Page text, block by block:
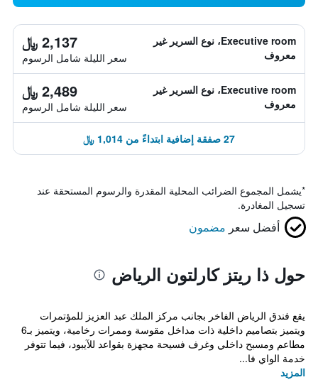
Executive room، نوع السرير غير
معروف
2,137 ﷼
سعر الليلة شامل الرسوم
Executive room، نوع السرير غير
معروف
2,489 ﷼
سعر الليلة شامل الرسوم
27 صفقة إضافية ابتداءً من 1,014 ﷼
*يشمل المجموع الضرائب المحلية المقدرة والرسوم المستحقة عند
تسجيل المغادرة.
أفضل سعر مضمون
حول ذا ريتز كارلتون الرياض
يقع فندق الرياض الفاخر بجانب مركز الملك عبد العزيز للمؤتمرات
ويتميز بتصاميم داخلية ذات مداخل مقوسة وممرات رخامية، ويتميز بـ6
مطاعم ومسبح داخلي وغرف فسيحة مجهزة بقواعد للآيبود، فيما تتوفر
خدمة الواي فا...
المزيد